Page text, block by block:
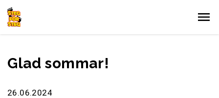
Gå till innehållet
Glad sommar!
26.06.2024